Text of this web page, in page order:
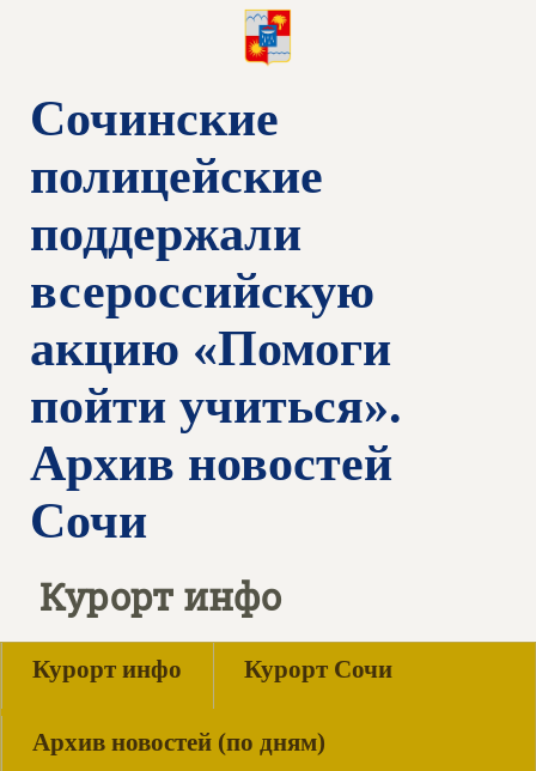
Сочинские
полицейские
поддержали
всероссийскую
акцию «Помоги
пойти учиться».
Архив новостей
Сочи
Курорт инфо
Курорт инфо Курорт Сочи
Архив новостей (по дням)